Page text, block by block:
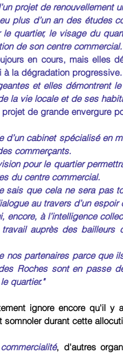
projet de renouvellement
plus d’un an des études
quartier, le visage du
de son centre commercial.
en cours, mais elles
à la dégradation progressive.
et elles démontrent
la vie locale et de ses
de grande envergure
d’un cabinet spécialisé en
commerçants.
pour le quartier
du centre commercial.
sais que cela ne sera pas
au travers d’un espoir
à l’intelligence
auprès des bailleurs
partenaires parce que
Roches sont en passe
quartier."
ignore encore qu'il y
durant cette
, d'autres